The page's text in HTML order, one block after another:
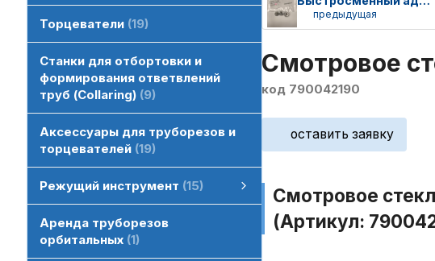
Торцеватели 19
Станки для отбортовки и
формирования ответвлений
труб (Collaring) 9
Аксессуары для труборезов и
торцевателей 19
Режущий инструмент 15
Аренда труборезов
орбитальных 1
предыдущая
Смотровое
код 790042190
оставить заявку
Смотровое
(Артикул: